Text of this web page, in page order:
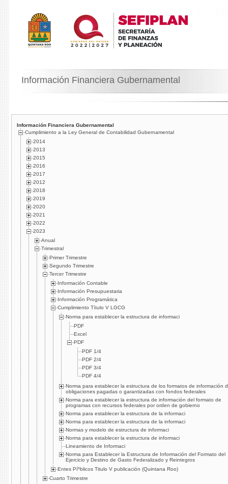
Información Financiera Gubernamental
Información Financiera Gubernamental
Cumplimiento a la Ley General de Contabilidad Gubernamental
2014
2013
2015
2016
2017
2012
2018
2019
2020
2021
2022
2023
Anual
Trimestral
Primer Trimestre
Segundo Trimestre
Tercer Trimestre
Información Contable
Información Presupuestaria
Información Programática
Cumplimiento Tí­tulo V LGCG
Norma para establecer la estructura de informaci
PDF
Excel
PDF
PDF 1/4
PDF 2/4
PDF 3/4
PDF 4/4
Norma para establecer la estructura de los formatos de información
obligaciones pagadas o garantizadas con fondos federales
Norma para establecer la estructura de información del formato de
programas con recursos federales por orden de gobierno
Norma para establecer la estructura de la informaci
Norma para establecer la estructura de la informaci
Normas y modelo de estructura de informaci
Norma para establecer la estructura de informaci
Lineamiento de Informaci
Norma para Establecer la Estructura de Información del Formato del
Ejercicio y Destino de Gasto Federalizado y Reintegros
Entes Píºblicos Titulo V publicación (Quintana Roo)
Cuarto Trimestre